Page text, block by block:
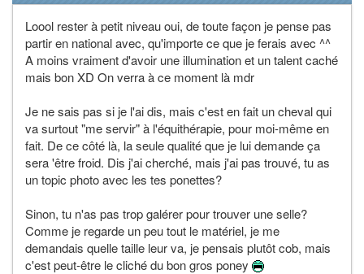
Loool rester à petit niveau oui, de toute façon je pense pas
partir en national avec, qu'importe ce que je ferais avec ^^
A moins vraiment d'avoir une illumination et un talent caché
mais bon XD On verra à ce moment là mdr
Je ne sais pas si je l'ai dis, mais c'est en fait un cheval qui
va surtout "me servir" à l'équithérapie, pour moi-même en
fait. De ce côté là, la seule qualité que je lui demande ça
sera 'être froid. Dis j'ai cherché, mais j'ai pas trouvé, tu as
un topic photo avec les tes ponettes?
Sinon, tu n'as pas trop galérer pour trouver une selle?
Comme je regarde un peu tout le matériel, je me
demandais quelle taille leur va, je pensais plutôt cob, mais
c'est peut-être le cliché du bon gros poney